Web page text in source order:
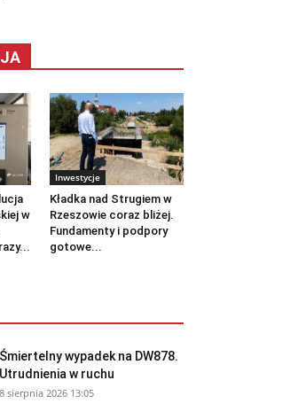
w
Inwestycje
Kładka nad Strugiem w
Rzeszowie coraz bliżej.
Fundamenty i podpory
gotowe...
Śmiertelny wypadek na DW878.
Utrudnienia w ruchu
8 sierpnia 2026 13:05